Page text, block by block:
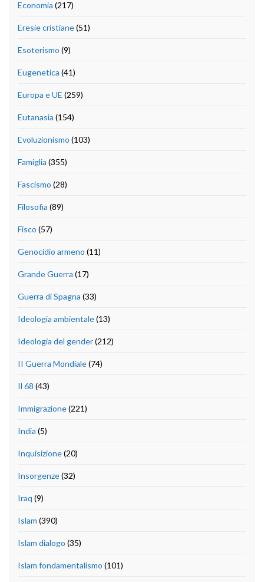
Economia (217)
Eresie cristiane(51)
Esoterismo (9)
Eugenetica (41)
Europa e UE (259)
Eutanasia (154)
Evoluzionismo (103)
Famiglia (355)
Fascismo (28)
Filosofia (89)
Fisco (57)
Genocidio armeno (11)
Grande Guerra (17)
Guerra di Spagna (33)
Ideologia ambientale(13)
Ideologia del gender(212)
II Guerra Mondiale(74)
Il 68 (43)
Immigrazione(221)
India (5)
Inquisizione(20)
Insorgenze(32)
Iraq (9)
Islam (390)
Islam dialogo (35)
Islam fondamentalismo (101)